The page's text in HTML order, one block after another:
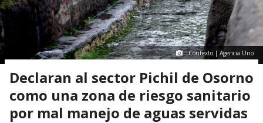
Contexto | Agencia Uno
Declaran al sector Pichil de Osorno
como una zona de riesgo sanitario
por mal manejo de aguas servidas